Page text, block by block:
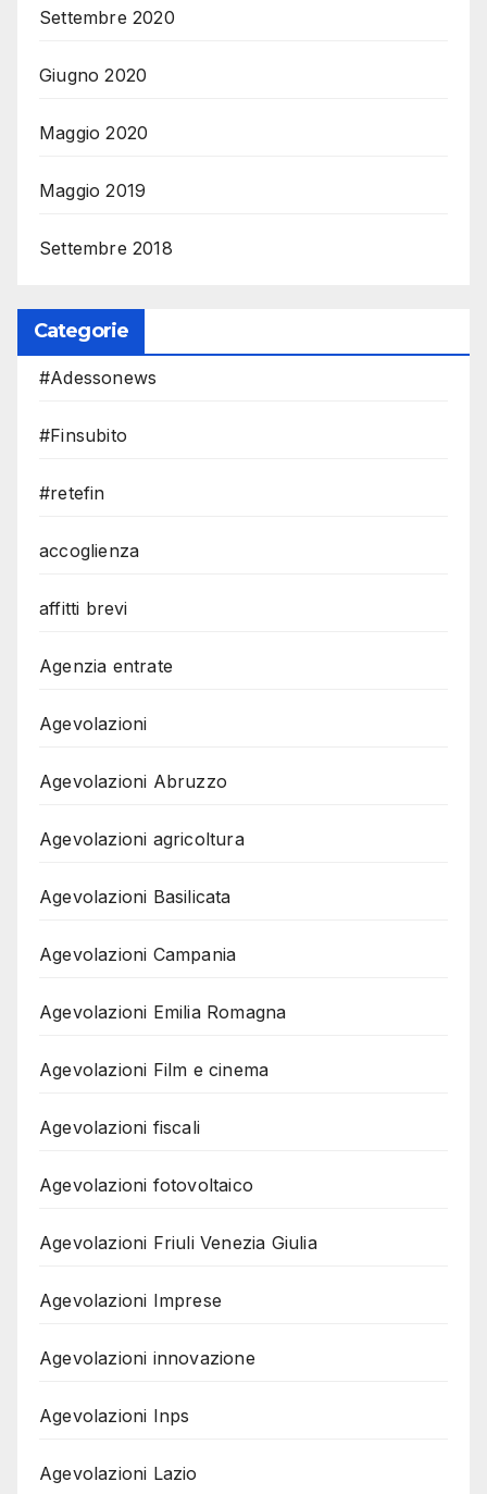
Settembre 2020
Giugno 2020
Maggio 2020
Maggio 2019
Settembre 2018
Categorie
#Adessonews
#Finsubito
#retefin
accoglienza
affitti brevi
Agenzia entrate
Agevolazioni
Agevolazioni Abruzzo
Agevolazioni agricoltura
Agevolazioni Basilicata
Agevolazioni Campania
Agevolazioni Emilia Romagna
Agevolazioni Film e cinema
Agevolazioni fiscali
Agevolazioni fotovoltaico
Agevolazioni Friuli Venezia Giulia
Agevolazioni Imprese
Agevolazioni innovazione
Agevolazioni Inps
Agevolazioni Lazio